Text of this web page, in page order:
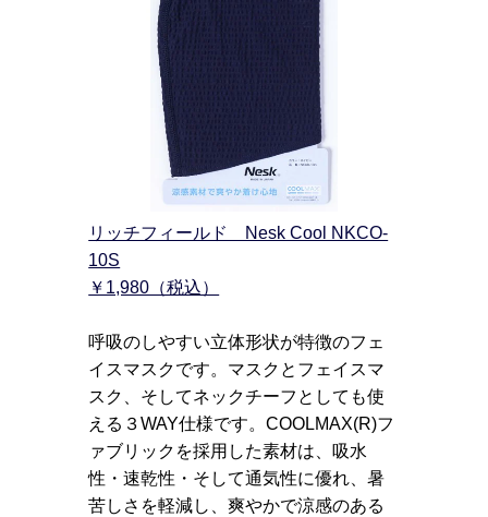
リッチフィールド Nesk Cool NKCO-
10S
￥1,980（税込）
呼吸のしやすい立体形状が特徴のフェ
イスマスクです。マスクとフェイスマ
スク、そしてネックチーフとしても使
える３WAY仕様です。COOLMAX(R)フ
ァブリックを採用した素材は、吸水
性・速乾性・そして通気性に優れ、暑
苦しさを軽減し、爽やかで涼感のある